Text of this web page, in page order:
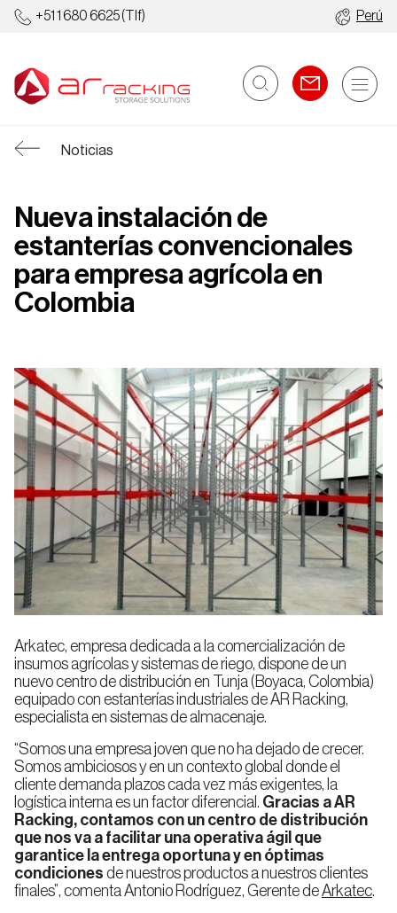
+51 1 680 6625(Tlf) Perú
Racks
de
Carga
Pesada
Pallet
Shuttle
Rack
Selectivo
Rack
de
Pasillo
Estrecho
Rack
de
Doble
Profundidad
Automatizados
para
pallets
Almacenes
Autoportantes
Sistema
Automático
para
Cajas
Sistema
Automatizado
Miniload
Alimentación
y Bebidas
Automoción
Logística,
Transporte
o 3PL
Commerce
Farmacia
y
Cosmética
Industria
Manufacturera
Almacenaje
en Frío
Empresa Calidad
Sostenibilidad
Trabaja
con
nosotros
Noticias Blog
Noticias
Nueva instalación de
estanterías convencionales
para empresa agrícola en
Colombia
Arkatec, empresa dedicada a la comercialización de
insumos agrícolas y sistemas de riego, dispone de un
nuevo centro de distribución en Tunja (Boyaca, Colombia)
equipado con estanterías industriales de AR Racking,
especialista en sistemas de almacenaje.
“Somos una empresa joven que no ha dejado de crecer.
Somos ambiciosos y en un contexto global donde el
cliente demanda plazos cada vez más exigentes, la
logística interna es un factor diferencial. Gracias a AR
Racking, contamos con un centro de distribución
que nos va a facilitar una operativa ágil que
garantice la entrega oportuna y en óptimas
condiciones de nuestros productos a nuestros clientes
finales”, comenta Antonio Rodríguez, Gerente deArkatec.